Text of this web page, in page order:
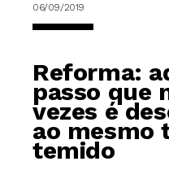
06/09/2019
Reforma:
passo que
vezes é
ao mesmo
temido